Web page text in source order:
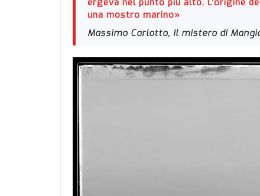
una mostro marino»
Massimo Carlotto, Il mistero di